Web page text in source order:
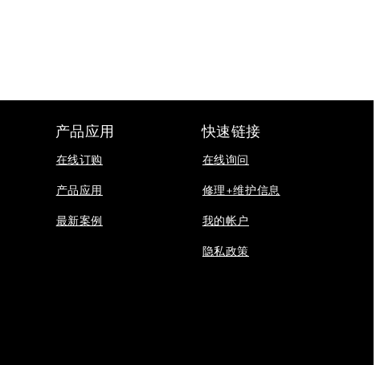
产品应用
在线订购
产品应用
最新案例
快速链接
在线询问
修理+维护信息
我的帐户
隐私政策